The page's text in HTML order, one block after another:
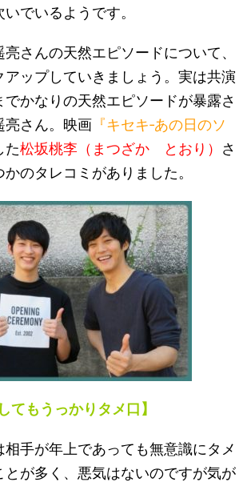
でいるようです。
さんの天然エピソードについて、
アップしていきましょう。実は共演
かなりの天然エピソードが暴露さ
亮さん。映画 『キセキ‐あの日のソ
た松坂桃李（まつざか とおり） さ
のタレコミがありました。
てもうっかりタメ口】
手が年上であっても無意識にタメ
とが多く、悪気はないのですが気が